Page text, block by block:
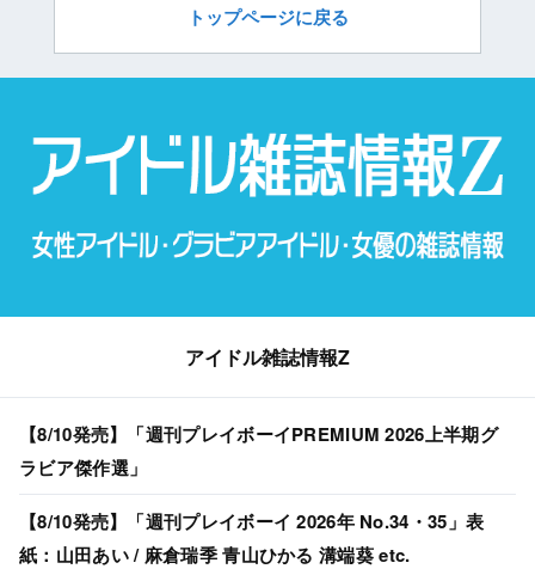
トップページに戻る
アイドル雑誌情報Z
【8/10発売】「週刊プレイボーイPREMIUM 2026上半期グ
ラビア傑作選」
【8/10発売】「週刊プレイボーイ 2026年 No.34・35」表
紙：山田あい / 麻倉瑞季 青山ひかる 溝端葵 etc.